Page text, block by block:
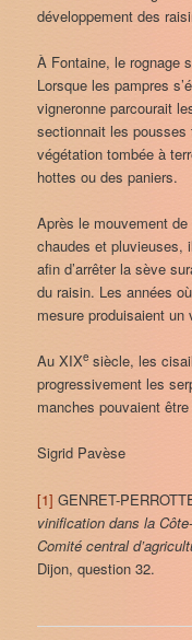
développement des
À Fontaine, le rognage
Lorsque les pampres
vigneronne parcourait
sectionnait les pousses
végétation tombée à
hottes ou des paniers.
Après le mouvement
chaudes et pluvieuses,
afin d’arrêter la sève
du raisin. Les années
mesure produisaient un
Au XIXesiècle, les
progressivement les
manches pouvaient
Sigrid Pavèse
[1] GENRET-
vinification dans la
Comité central
Dijon, question 32.